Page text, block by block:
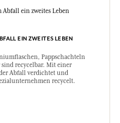
EIN ZWEITES LEBEN
Pappschachteln
recycelbar. Mit einer
Abfall verdichtet und
recycelt.